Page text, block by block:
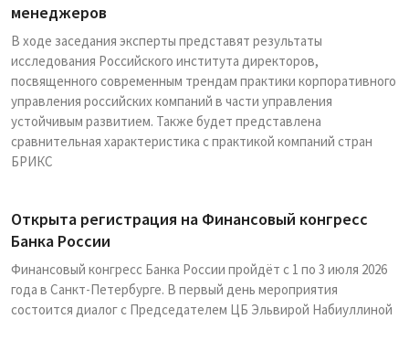
Статьи
Авторы
Архив
База знаний
менеджеров
В ходе заседания эксперты представят результаты
исследования Российского института директоров,
посвященного современным трендам практики корпоративного
управления российских компаний в части управления
устойчивым развитием. Также будет представлена
сравнительная характеристика с практикой компаний стран
БРИКС
Открыта регистрация на Финансовый конгресс
Банка России
Финансовый конгресс Банка России пройдёт с 1 по 3 июля 2026
года в Санкт-Петербурге. В первый день мероприятия
состоится диалог с Председателем ЦБ Эльвирой Набиуллиной